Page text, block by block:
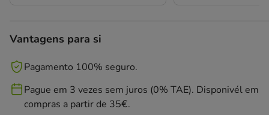
Vantagens para si
Pagamento 100% seguro.
Pague em 3 vezes sem juros (0% TAE). Disponivél em
compras a partir de 35€.